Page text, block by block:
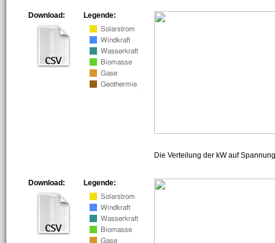
Legende:
Download:
Die Verteilung der kW auf
Legende:
Download: